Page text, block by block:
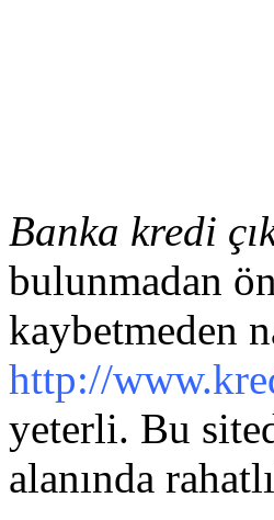
Banka kredi
bulunmadan
kaybetmeden
http://
yeterli. Bu
alanında